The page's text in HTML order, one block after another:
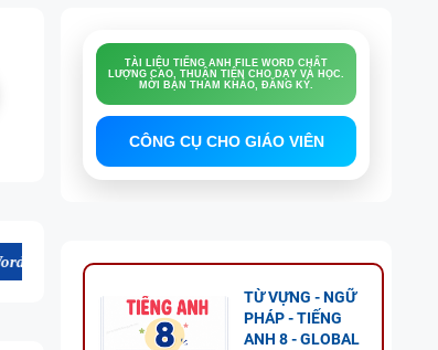
thuận tiện cho dạy và học tiếng Anh. Mời bạn tham khảo,
TÀI LIỆU TIẾNG ANH FILE WORD CHẤT
LƯỢNG CAO, THUẬN TIỆN CHO DẠY VÀ HỌC.
MỜI BẠN THAM KHẢO, ĐĂNG KÝ.
CÔNG CỤ CHO GIÁO VIÊN
TỪ VỰNG - NGỮ
PHÁP - TIẾNG
ANH 8 - GLOBAL